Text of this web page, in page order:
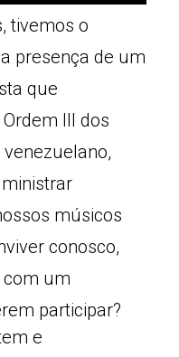
tivemos o
presença de um
que
III dos
músicos
conosco,
com um
participar?
e